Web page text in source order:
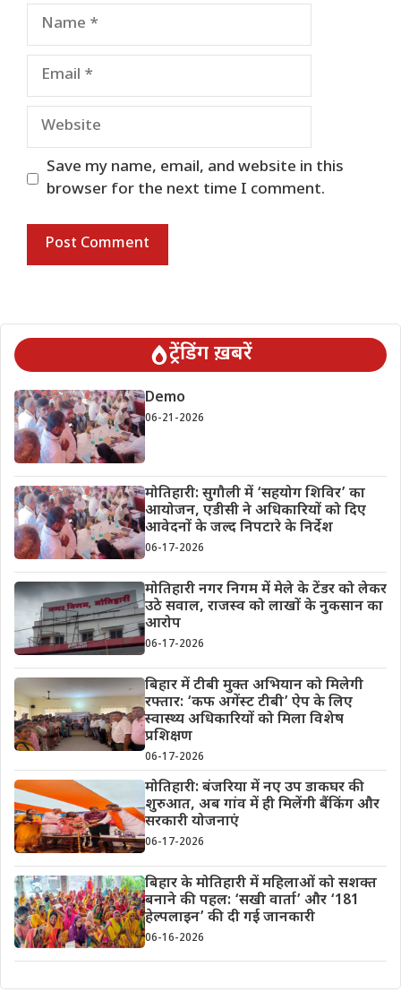
Name
Email
Website
Save my name, email, and website in this
browser for the next time I comment.
ट्रेंडिंग ख़बरें
Demo
06-21-2026
मोतिहारी: सुगौली में ‘सहयोग शिविर’ का
आयोजन, एडीसी ने अधिकारियों को दिए
आवेदनों के जल्द निपटारे के निर्देश
06-17-2026
मोतिहारी नगर निगम में मेले के टेंडर को लेकर
उठे सवाल, राजस्व को लाखों के नुकसान का
आरोप
06-17-2026
बिहार में टीबी मुक्त अभियान को मिलेगी
रफ्तार: ‘कफ अगेंस्ट टीबी’ ऐप के लिए
स्वास्थ्य अधिकारियों को मिला विशेष
प्रशिक्षण
06-17-2026
मोतिहारी: बंजरिया में नए उप डाकघर की
शुरुआत, अब गांव में ही मिलेंगी बैंकिंग और
सरकारी योजनाएं
06-17-2026
बिहार के मोतिहारी में महिलाओं को सशक्त
बनाने की पहल: ‘सखी वार्ता’ और ‘181
हेल्पलाइन’ की दी गई जानकारी
06-16-2026